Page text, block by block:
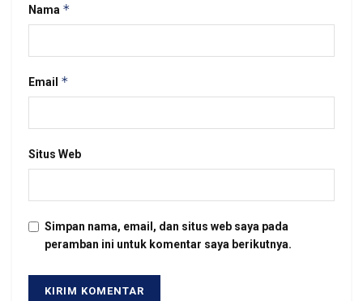
Nama *
Email *
Situs Web
Simpan nama, email, dan situs web saya pada
peramban ini untuk komentar saya berikutnya.